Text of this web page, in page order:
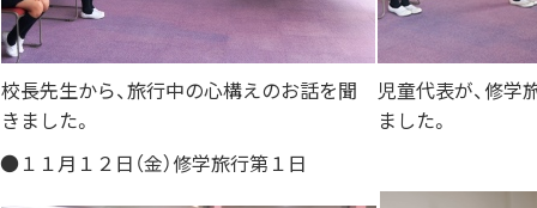
校長先生から、旅行中の心構えのお話を聞
きました。
児童代表が、修
ました。
●１１月１２日（金）修学旅行第１日